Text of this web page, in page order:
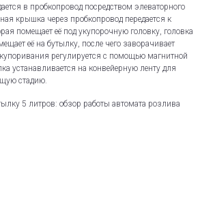
в пробкопровод посредством элеваторного
крышка через пробкопровод передается к
помещает её под укупорочную головку, головка
её на бутылку, после чего заворачивает
регулируется с помощью магнитной
устанавливается на конвейерную ленту для
стадию.
5 литров: обзор работы автомата розлива